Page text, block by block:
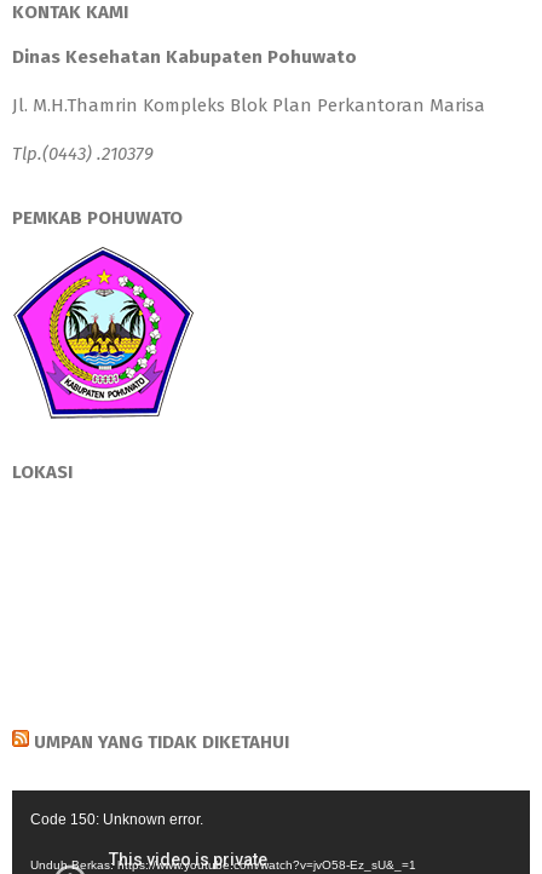
KONTAK KAMI
Dinas Kesehatan Kabupaten Pohuwato
Jl. M.H.Thamrin Kompleks Blok Plan Perkantoran Marisa
Tlp.(0443) .210379
PEMKAB POHUWATO
LOKASI
UMPAN YANG TIDAK DIKETAHUI
Code 150: Unknown error.
Unduh Berkas: https://www.youtube.com/watch?v=jvO58-Ez_sU&_=1